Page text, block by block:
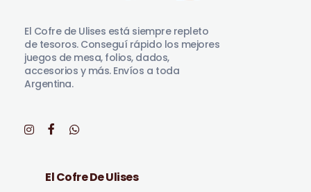
El Cofre de Ulises está siempre repleto
de tesoros. Conseguí rápido los mejores
juegos de mesa, folios, dados,
accesorios y más. Envíos a toda
Argentina.
El Cofre De Ulises